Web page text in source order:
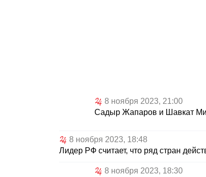
8 ноября 2023, 21:00
Садыр Жапаров и Шавкат
8 ноября 2023, 18:48
Лидер РФ считает, что ряд стран
8 ноября 2023, 18:30